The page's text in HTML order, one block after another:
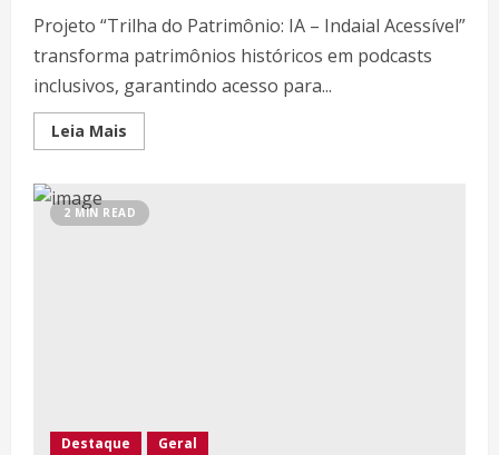
Projeto “Trilha do Patrimônio: IA – Indaial Acessível”
transforma patrimônios históricos em podcasts
inclusivos, garantindo acesso para...
Leia Mais
2 MIN READ
Destaque Geral